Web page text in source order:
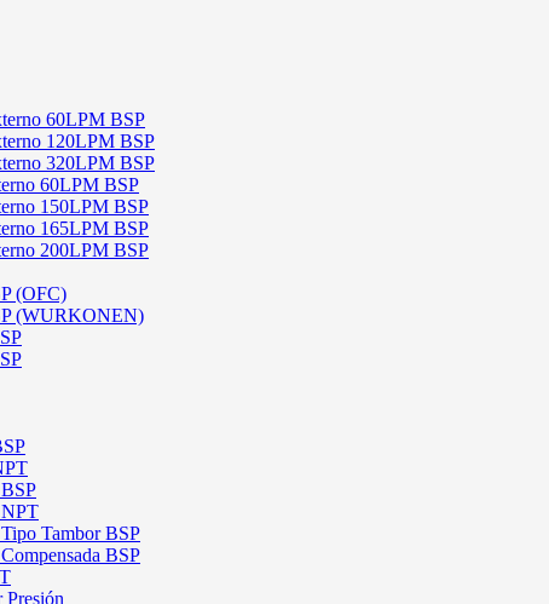
60LPM BSP
120LPM BSP
320LPM BSP
60LPM BSP
150LPM BSP
165LPM BSP
200LPM BSP
(OFC)
(WURKONEN)
Tambor BSP
BSP
Presión